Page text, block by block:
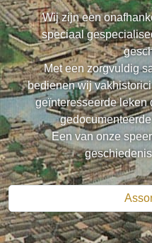
Wij zijn een
speciaal
Met een zorgvuldig
bedienen wij
geïnteresseerde leken
Een van onze